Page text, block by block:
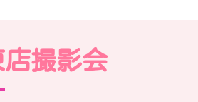
撮影会